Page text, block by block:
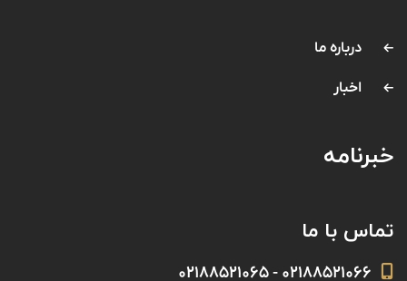
درباره ما
اخبار
خبرنامه
تماس با ما
۰۲۱۸۸۵۲۱۰۶۶ - ۰۲۱۸۸۵۲۱۰۶۵